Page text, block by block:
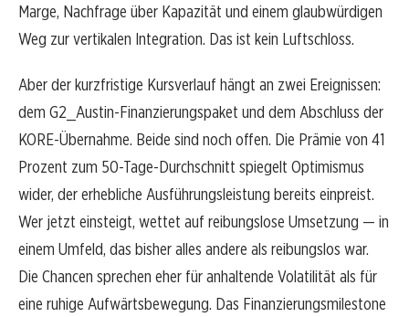
Marge, Nachfrage über Kapazität und einem glaubwürdigen
Weg zur vertikalen Integration. Das ist kein Luftschloss.
Aber der kurzfristige Kursverlauf hängt an zwei Ereignissen:
dem G2_Austin-Finanzierungspaket und dem Abschluss der
KORE-Übernahme. Beide sind noch offen. Die Prämie von 41
Prozent zum 50-Tage-Durchschnitt spiegelt Optimismus
wider, der erhebliche Ausführungsleistung bereits einpreist.
Wer jetzt einsteigt, wettet auf reibungslose Umsetzung — in
einem Umfeld, das bisher alles andere als reibungslos war.
Die Chancen sprechen eher für anhaltende Volatilität als für
eine ruhige Aufwärtsbewegung. Das Finanzierungsmilestone